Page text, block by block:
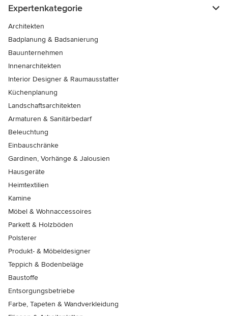
Expertenkategorie
Architekten
Badplanung & Badsanierung
Bauunternehmen
Innenarchitekten
Interior Designer & Raumausstatter
Küchenplanung
Landschaftsarchitekten
Armaturen & Sanitärbedarf
Beleuchtung
Einbauschränke
Gardinen, Vorhänge & Jalousien
Hausgeräte
Heimtextilien
Kamine
Möbel & Wohnaccessoires
Parkett & Holzböden
Polsterer
Produkt- & Möbeldesigner
Teppich & Bodenbeläge
Baustoffe
Entsorgungsbetriebe
Farbe, Tapeten & Wandverkleidung